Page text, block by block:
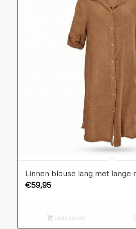
Linnen blouse lang met lange
€59,95
Lees verder